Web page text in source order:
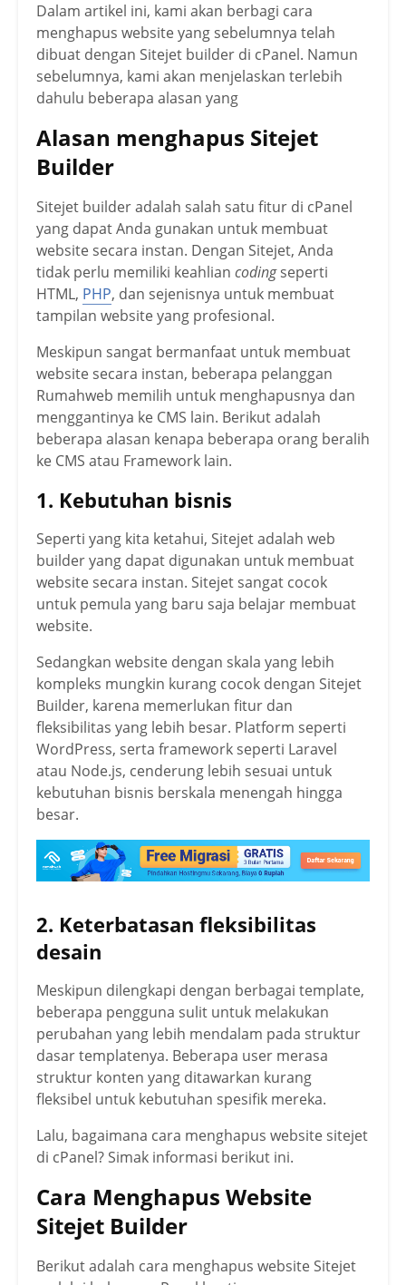
Dalam artikel ini, kami akan berbagi cara
menghapus website yang sebelumnya telah
dibuat dengan Sitejet builder di cPanel. Namun
sebelumnya, kami akan menjelaskan terlebih
dahulu beberapa alasan yang
Alasan menghapus Sitejet
Builder
Sitejet builder adalah salah satu fitur di cPanel
yang dapat Anda gunakan untuk membuat
website secara instan. Dengan Sitejet, Anda
tidak perlu memiliki keahlian codingseperti
HTML, PHP, dan sejenisnya untuk membuat
tampilan website yang profesional.
Meskipun sangat bermanfaat untuk membuat
website secara instan, beberapa pelanggan
Rumahweb memilih untuk menghapusnya dan
menggantinya ke CMS lain. Berikut adalah
beberapa alasan kenapa beberapa orang beralih
ke CMS atau Framework lain.
1. Kebutuhan bisnis
Seperti yang kita ketahui, Sitejet adalah web
builder yang dapat digunakan untuk membuat
website secara instan. Sitejet sangat cocok
untuk pemula yang baru saja belajar membuat
website.
Sedangkan website dengan skala yang lebih
kompleks mungkin kurang cocok dengan Sitejet
Builder, karena memerlukan fitur dan
fleksibilitas yang lebih besar. Platform seperti
WordPress, serta framework seperti Laravel
atau Node.js, cenderung lebih sesuai untuk
kebutuhan bisnis berskala menengah hingga
besar.
2. Keterbatasan fleksibilitas
desain
Meskipun dilengkapi dengan berbagai template,
beberapa pengguna sulit untuk melakukan
perubahan yang lebih mendalam pada struktur
dasar templatenya. Beberapa user merasa
struktur konten yang ditawarkan kurang
fleksibel untuk kebutuhan spesifik mereka.
Lalu, bagaimana cara menghapus website sitejet
di cPanel? Simak informasi berikut ini.
Cara Menghapus Website
Sitejet Builder
Berikut adalah cara menghapus website Sitejet